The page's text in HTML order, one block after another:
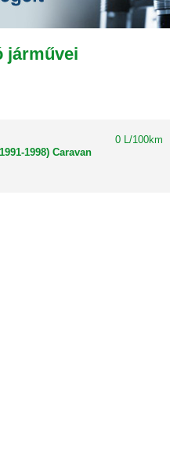
járművei
1998) Caravan
0 L/100km